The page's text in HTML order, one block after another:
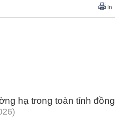
In
hạ trong toàn tỉnh